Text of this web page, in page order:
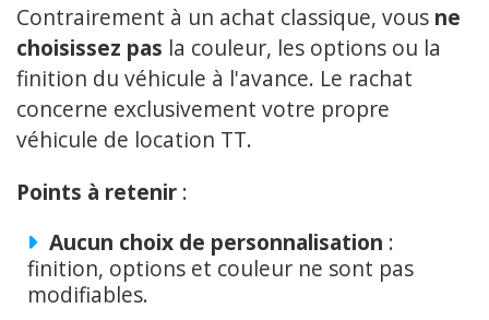
Contrairement à un achat classique, vous ne
choisissez pas la couleur, les options ou la
finition du véhicule à l'avance. Le rachat
concerne exclusivement votre propre
véhicule de location TT.
Points à retenir :
Aucun choix de personnalisation :
finition, options et couleur ne sont pas
modifiables.